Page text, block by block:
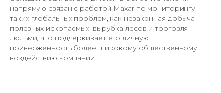
напрямую связан с работой Maxar по мониторингу
таких глобальных проблем, как незаконная добыча
полезных ископаемых, вырубка лесов и торговля
людьми, что подчёркивает его личную
приверженность более широкому общественному
воздействию компании.